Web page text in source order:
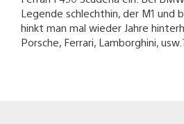
Legende schlechthin, der M1 und
hinkt man mal wieder Jahre
Porsche, Ferrari, Lamborghini,